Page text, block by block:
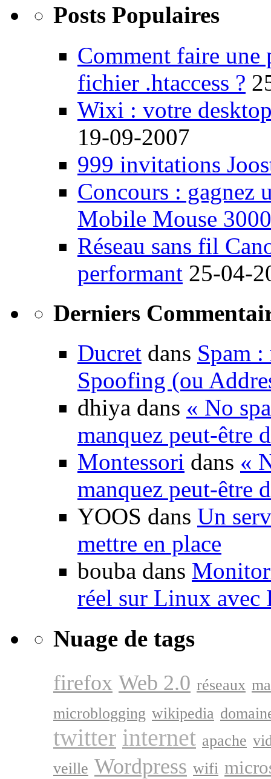
Posts Populaires
Comment faire une
fichier .htaccess ?
Wixi : votre
19-09-2007
999 invitations
Concours : gagnez
Mobile Mouse 3000
Réseau sans fil
performant 25-04-
Derniers
Ducret dans Spam :
Spoofing (ou
dhiya dans « No
manquez peut-être
Montessori dans «
manquez peut-être
YOOS dans Un
mettre en place
bouba dans
réel sur Linux avec
Nuage de tags
firefox Web 2.0 réseaux
microblogging wikipedia
twitter internet apache
veille Wordpress wifi